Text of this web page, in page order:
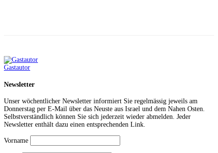
Gastautor
Newsletter
Unser wöchentlicher Newsletter informiert Sie regelmässig jeweils am
Donnerstag per E-Mail über das Neuste aus Israel und dem Nahen Osten.
Selbstverständlich können Sie sich jederzeit wieder abmelden. Jeder
Newsletter enthält dazu einen entsprechenden Link.
Vorname